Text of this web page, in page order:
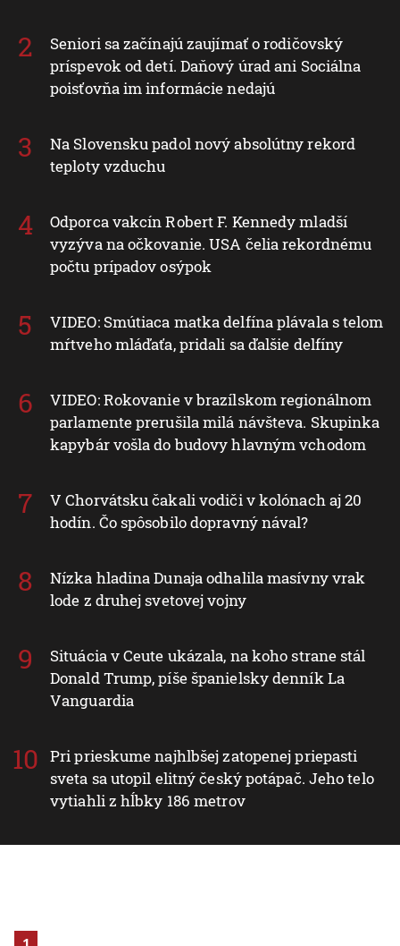
Seniori sa začínajú zaujímať o rodičovský
príspevok od detí. Daňový úrad ani Sociálna
poisťovňa im informácie nedajú
Na Slovensku padol nový absolútny rekord
teploty vzduchu
Odporca vakcín Robert F. Kennedy mladší
vyzýva na očkovanie. USA čelia rekordnému
počtu prípadov osýpok
VIDEO: Smútiaca matka delfína plávala s telom
mŕtveho mláďaťa, pridali sa ďalšie delfíny
VIDEO: Rokovanie v brazílskom regionálnom
parlamente prerušila milá návšteva. Skupinka
kapybár vošla do budovy hlavným vchodom
V Chorvátsku čakali vodiči v kolónach aj 20
hodín. Čo spôsobilo dopravný nával?
Nízka hladina Dunaja odhalila masívny vrak
lode z druhej svetovej vojny
Situácia v Ceute ukázala, na koho strane stál
Donald Trump, píše španielsky denník La
Vanguardia
Pri prieskume najhlbšej zatopenej priepasti
sveta sa utopil elitný český potápač. Jeho telo
vytiahli z hĺbky 186 metrov
1